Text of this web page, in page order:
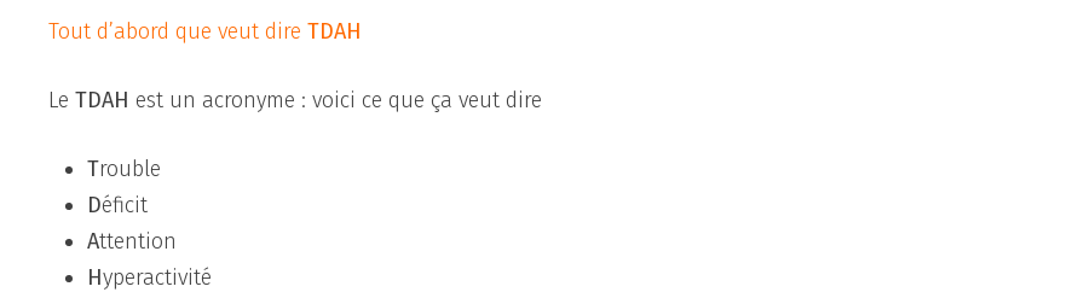
Tout d’abord que veut direTDAH
LeTDAH est un acronyme : voici ce que ça veut dire
Trouble
Déficit
Attention
Hyperactivité